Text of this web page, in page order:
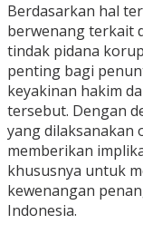
Berdasarkan hal
berwenang terkait
tindak pidana
penting bagi
keyakinan hakim
tersebut. Dengan
yang dilaksanakan
memberikan
khususnya untuk
kewenangan
Indonesia.